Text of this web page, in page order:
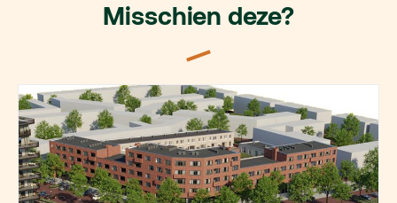
Misschien deze?